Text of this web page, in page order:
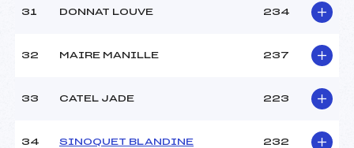
31 DONNAT LOUVE 234
32 MAIRE MANILLE 237
33 CATEL JADE 223
34 SINOQUET BLANDINE 232